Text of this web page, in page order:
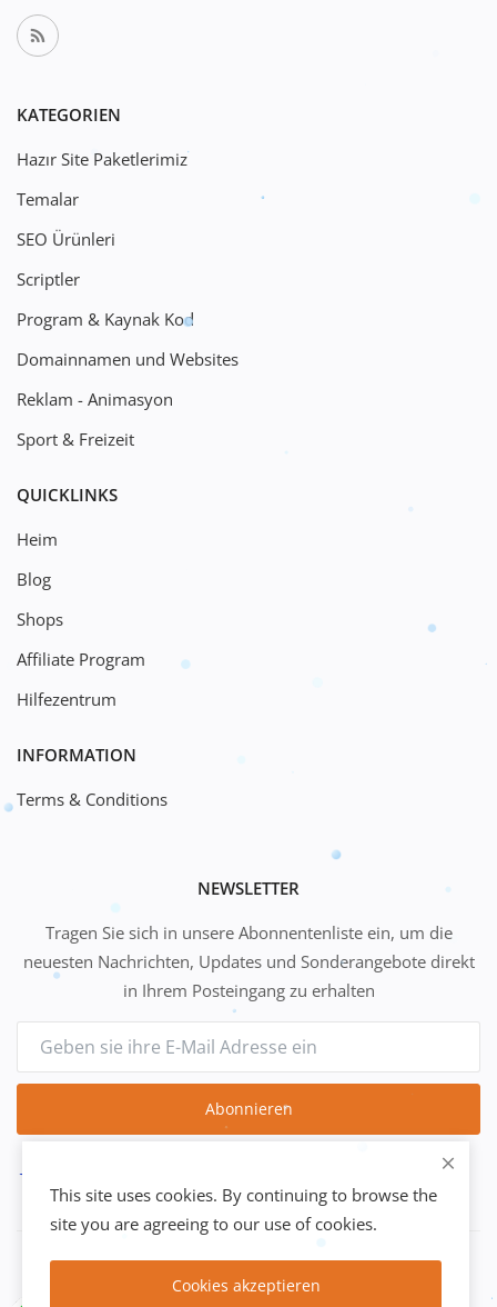
KATEGORIEN
Hazır Site Paketlerimiz
Temalar
SEO Ürünleri
Scriptler
Program & Kaynak Kod
Domainnamen und Websites
Reklam - Animasyon
Sport & Freizeit
QUICKLINKS
Heim
Blog
Shops
Affiliate Program
Hilfezentrum
INFORMATION
Terms & Conditions
NEWSLETTER
Tragen Sie sich in unsere Abonnentenliste ein, um die
neuesten Nachrichten, Updates und Sonderangebote direkt
in Ihrem Posteingang zu erhalten
Abonnieren
Copyright 2021 Safir Media – Alle Rechte vorbehalten.
This site uses cookies. By continuing to browse the
site you are agreeing to our use of cookies.
Cookies akzeptieren